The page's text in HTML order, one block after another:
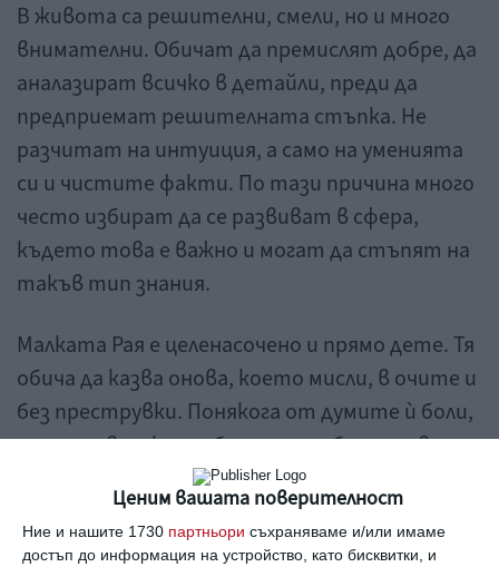
Ценим вашата поверителност
Ние и нашите 1730 партньори съхраняваме и/или имаме
достъп до информация на устройство, като бисквитки, и
В живота са решителни, смели, но и много
внимателни. Обичат да премислят добре, да
аналазират всичко в детайли, преди да
предприемат решителната стъпка. Не
разчитат на интуиция, а само на уменията
си и чистите факти. По тази причина много
често избират да се развиват в сфера,
където това е важно и могат да стъпят на
такъв тип знания.
Малката Рая е целенасочено и прямо дете. Тя
обича да казва онова, което мисли, в очите и
без преструвки. Понякога от думите ѝ боли,
но после всички разбират, че е била права.
Много честна в отношенията и
изключително верен приятел.